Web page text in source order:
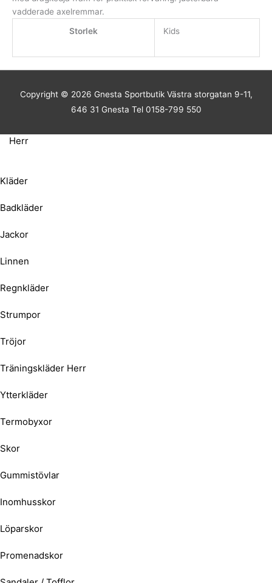
vadderade axelremmar.
Storlek
Kids
Copyright © 2026 Gnesta SportbutikVästra storgatan 9-11,
646 31 Gnesta Tel 0158-799 550
Herr
Kläder
Badkläder
Jackor
Linnen
Regnkläder
Strumpor
Tröjor
Träningskläder Herr
Ytterkläder
Termobyxor
Skor
Gummistövlar
Inomhusskor
Löparskor
Promenadskor